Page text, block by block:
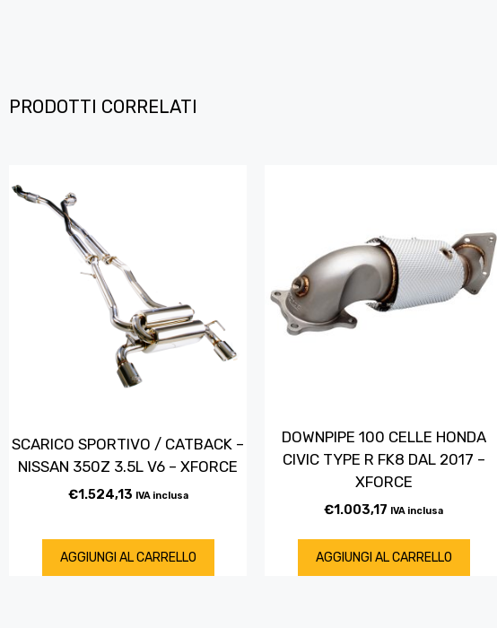
PRODOTTI CORRELATI
SCARICO SPORTIVO / CATBACK –
NISSAN 350Z 3.5L V6 – XFORCE
€1.524,13 IVA inclusa
AGGIUNGI AL CARRELLO
DOWNPIPE 100 CELLE HONDA
CIVIC TYPE R FK8 DAL 2017 –
XFORCE
€1.003,17 IVA inclusa
AGGIUNGI AL CARRELLO